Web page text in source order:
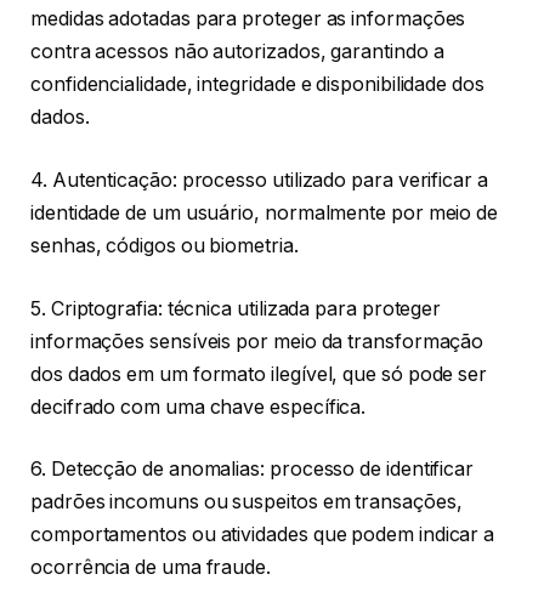
medidas adotadas para proteger as informações
contra acessos não autorizados, garantindo a
confidencialidade, integridade e disponibilidade dos
dados.
4. Autenticação: processo utilizado para verificar a
identidade de um usuário, normalmente por meio de
senhas, códigos ou biometria.
5. Criptografia: técnica utilizada para proteger
informações sensíveis por meio da transformação
dos dados em um formato ilegível, que só pode ser
decifrado com uma chave específica.
6. Detecção de anomalias: processo de identificar
padrões incomuns ou suspeitos em transações,
comportamentos ou atividades que podem indicar a
ocorrência de uma fraude.